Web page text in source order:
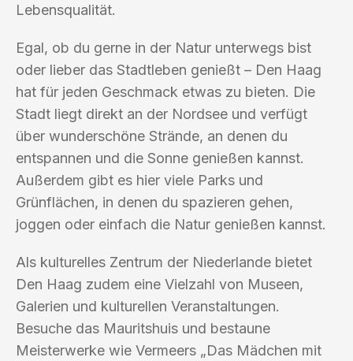
Lebensqualität.
Egal, ob du gerne in der Natur unterwegs bist
oder lieber das Stadtleben genießt – Den Haag
hat für jeden Geschmack etwas zu bieten. Die
Stadt liegt direkt an der Nordsee und verfügt
über wunderschöne Strände, an denen du
entspannen und die Sonne genießen kannst.
Außerdem gibt es hier viele Parks und
Grünflächen, in denen du spazieren gehen,
joggen oder einfach die Natur genießen kannst.
Als kulturelles Zentrum der Niederlande bietet
Den Haag zudem eine Vielzahl von Museen,
Galerien und kulturellen Veranstaltungen.
Besuche das Mauritshuis und bestaune
Meisterwerke wie Vermeers „Das Mädchen mit